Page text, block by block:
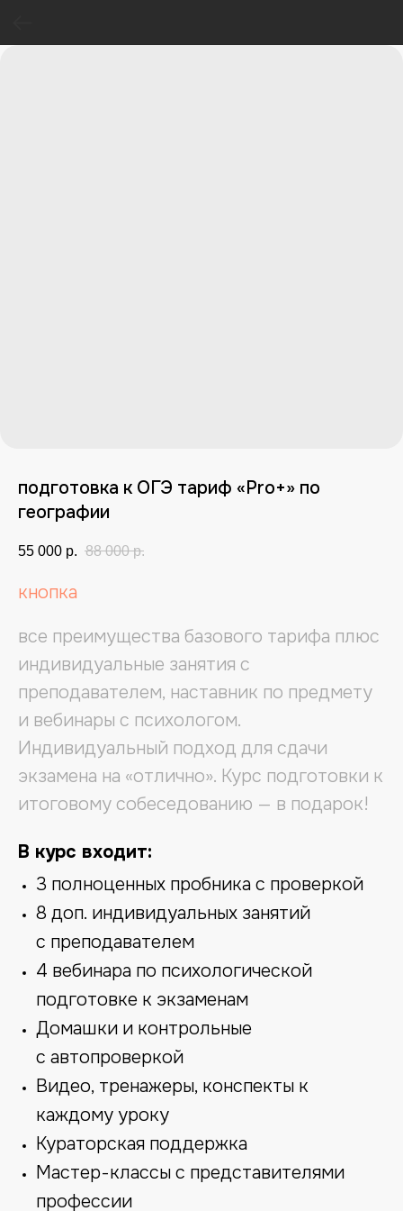
подготовка к ОГЭ тариф «Pro+» по
географии
55 000 р. 88 000 р.
кнопка
все преимущества базового тарифа плюс
индивидуальные занятия с
преподавателем, наставник по предмету
и вебинары с психологом.
Индивидуальный подход для сдачи
экзамена на «отлично». Курс подготовки к
итоговому собеседованию — в подарок!
В курс входит:
3 полноценных пробника с проверкой
8 доп. индивидуальных занятий
с преподавателем
4 вебинара по психологической
подготовке к экзаменам
Домашки и контрольные
с автопроверкой
Видео, тренажеры, конспекты к
каждому уроку
Кураторская поддержка
Мастер-классы с представителями
профессии